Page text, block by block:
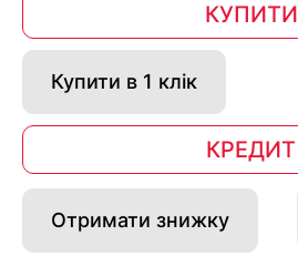
КУПИТИ
Купити в 1 клік
КРЕДИТ
Отримати знижку